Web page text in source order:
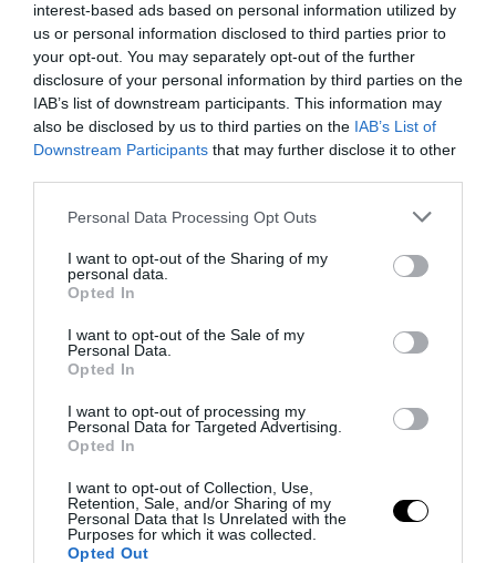
interest-based ads based on personal information utilized by
us or personal information disclosed to third parties prior to
your opt-out. You may separately opt-out of the further
disclosure of your personal information by third parties on the
IAB’s list of downstream participants. This information may
also be disclosed by us to third parties on the IAB’s List of
Downstream Participants that may further disclose it to other
Please note that this website/app uses one or more Google
not limited to your visit or usage behaviour. You may click to
grant or deny consent to Google and its third-party tags to
use your data for below specified purposes in below Google
consent section.
Personal Data Processing Opt Outs
I want to opt-out of the Sharing of my
personal data.
Opted In
I want to opt-out of the Sale of my
Personal Data.
Opted In
I want to opt-out of processing my
Personal Data for Targeted Advertising.
Opted In
I want to opt-out of Collection, Use,
Retention, Sale, and/or Sharing of my
Personal Data that Is Unrelated with the
Purposes for which it was collected.
Opted Out
Remigrazione, il Copasir riconosce all’antifascismo il